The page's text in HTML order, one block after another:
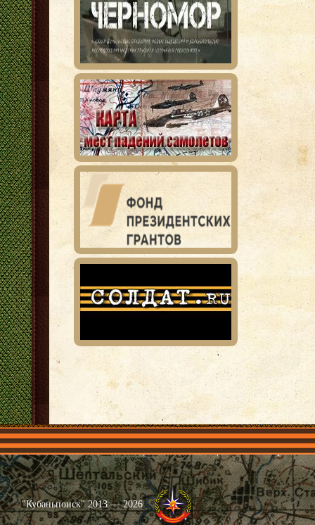
Главная Имена Общественные объединения Проекты
"Кубаньпоиск" 2013 — 2026